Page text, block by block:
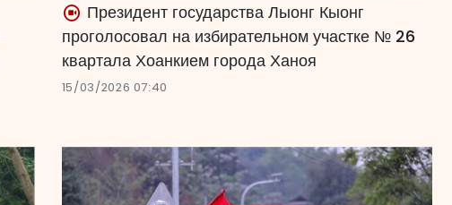
Президент государства Лыонг Кыонг
проголосовал на избирательном участке № 26
квартала Хоанкием города Ханоя
15/03/2026 07:40